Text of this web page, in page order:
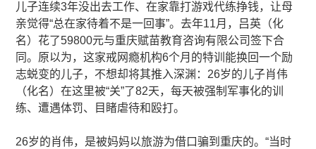
儿子连续3年没出去工作、在家靠打游戏代练挣钱，让母
亲觉得“总在家待着不是一回事”。去年11月，吕英（化
名）花了59800元与重庆赋苗教育咨询有限公司签下合
同。原以为，这家戒网瘾机构6个月的特训能换回一个励
志蜕变的儿子，不想却将其推入深渊：26岁的儿子肖伟
（化名）在这里被“关”了82天，每天被强制军事化的训
练、遭遇体罚、目睹虐待和殴打。
26岁的肖伟，是被妈妈以旅游为借口骗到重庆的。“当时